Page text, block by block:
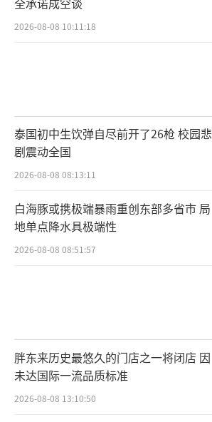
2026-08-08 10:11:18
泰国初中生饮弹自尽前开了26枪 校园悲
剧震动全国
2026-08-08 08:13:11
白海豚或携极端暴雨重创东部多省市 局
地单点降水具极端性
2026-08-08 08:51:57
胖东来历史最悠久的门店之一将闭店 因
未达国际一流品质标准
2026-08-08 13:10:50